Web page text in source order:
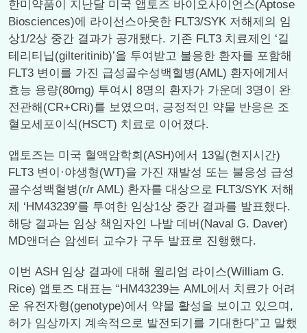
한미약품이 지난달 미국 앱토즈 바이오사이언스(Aptose
Biosciences)에 라이선스아웃한 FLT3/SYK 저해제의 임
상1/2상 중간 결과가 공개됐다. 기존 FLT3 치료제인 ‘길
테리티닙(gilteritinib)’을 투여받고 불응한 환자를 포함해
FLT3 변이를 가진 급성골수성백혈병(AML) 환자에게서
효능 용량(80mg) 투여시 8명의 환자가 가운데 3명이 완
전관해(CR+CRi)를 보였으며, 긍정적인 약물 반응은 조
혈모세포이식(HSCT) 치료로 이어졌다.
앱토즈는 미국 혈액암학회(ASH)에서 13일(현지시간)
FLT3 변이·야생형(WT)을 가진 재발성 또는 불응성 급성
골수성백혈병(r/r AML) 환자를 대상으로 FLT3/SYK 저해
제 ‘HM43239’를 투여한 임상1상 중간 결과를 발표했다.
해당 결과는 임상 책임자인 나발 데버(Naval G. Daver)
MD앤더슨 암센터 교수가 구두 발표로 진행했다.
이번 ASH 임상 결과에 대해 윌리엄 라이스(William G.
Rice) 앱토즈 대표는 “HM43239는 AML에서 치료가 어려
운 유전자형(genotype)에서 약물 활성을 보이고 있으며,
허가 임상까지 계속적으로 발전되기를 기대한다”고 말했